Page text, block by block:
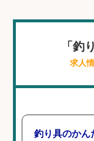
「釣
求人
釣り具のか